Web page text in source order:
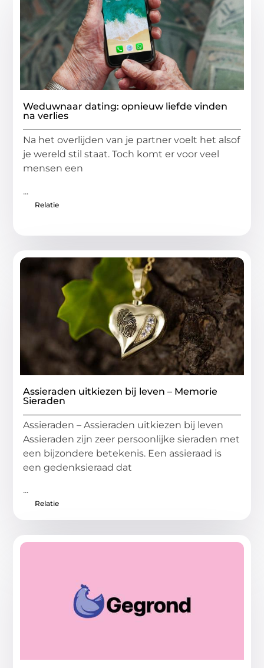
Weduwnaar dating: opnieuw liefde vinden
na verlies
Na het overlijden van je partner voelt het alsof
je wereld stil staat. Toch komt er voor veel
mensen een
...
Relatie
Assieraden uitkiezen bij leven – Memorie
Sieraden
Assieraden – Assieraden uitkiezen bij leven
Assieraden zijn zeer persoonlijke sieraden met
een bijzondere betekenis. Een assieraad is
een gedenksieraad dat
...
Relatie